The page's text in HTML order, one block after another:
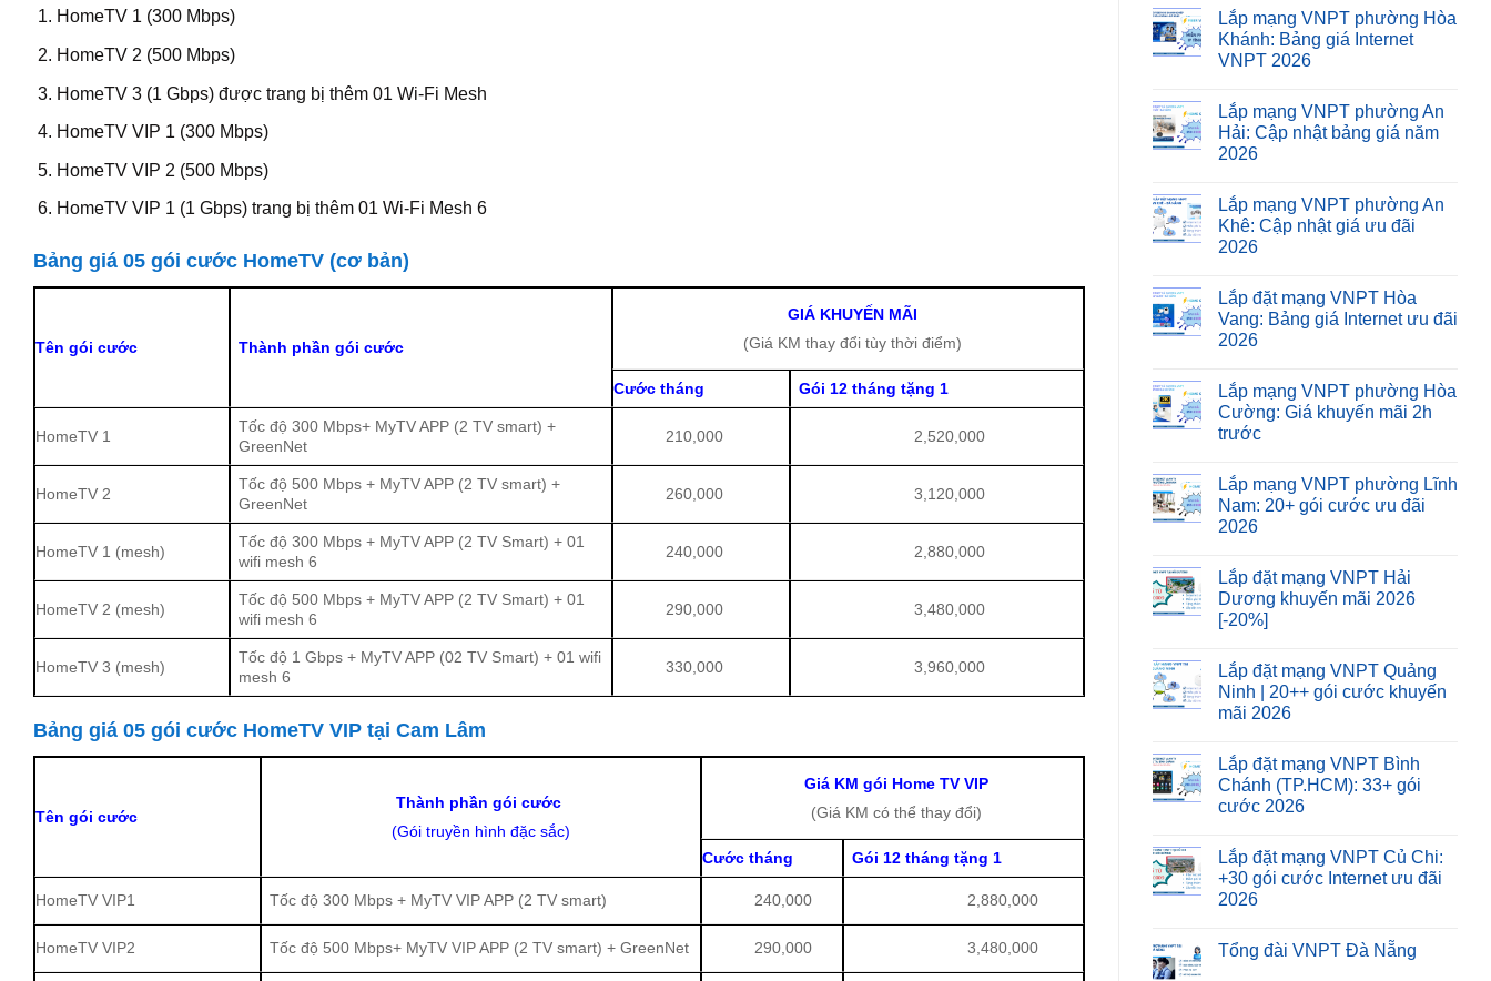
HomeTV 1 (300 Mbps)
HomeTV 2 (500 Mbps)
HomeTV 3 (1 Gbps) được trang bị thêm 01 Wi-Fi Mesh
HomeTV VIP 1 (300 Mbps)
HomeTV VIP 2 (500 Mbps)
HomeTV VIP 1 (1 Gbps) trang bị thêm 01 Wi-Fi Mesh 6
Bảng giá 05 gói cước HomeTV (cơ bản)
Tên gói cước Thành phần gói cước
GIÁ KHUYẾN MÃI
(Giá KM thay đổi tùy thời điểm)
Cước tháng Gói 12 tháng tặng 1
HomeTV 1
Tốc độ 300 Mbps+ MyTV APP (2 TV smart) +
GreenNet
210,000 2,520,000
HomeTV 2
Tốc độ 500 Mbps + MyTV APP (2 TV smart) +
GreenNet
260,000 3,120,000
HomeTV 1 (mesh)
Tốc độ 300 Mbps + MyTV APP (2 TV Smart) + 01
wifi mesh 6
240,000 2,880,000
HomeTV 2 (mesh)
Tốc độ 500 Mbps + MyTV APP (2 TV Smart) + 01
wifi mesh 6
290,000 3,480,000
HomeTV 3 (mesh)
Tốc độ 1 Gbps + MyTV APP (02 TV Smart) + 01 wifi
mesh 6
330,000 3,960,000
Bảng giá 05 gói cước HomeTV VIP tại Cam Lâm
Tên gói cước
Thành phần gói cước
(Gói truyền hình đặc sắc)
Giá KM gói Home TV VIP
(Giá KM có thể thay đổi)
Cước tháng Gói 12 tháng tặng 1
HomeTV VIP1 Tốc độ 300 Mbps + MyTV VIP APP (2 TV smart) 240,000 2,880,000
HomeTV VIP2 Tốc độ 500 Mbps+ MyTV VIP APP (2 TV smart) + GreenNet 290,000 3,480,000
Lắp mạng VNPT phường Hòa
Khánh: Bảng giá Internet
VNPT 2026
Lắp mạng VNPT phường An
Hải: Cập nhật bảng giá năm
2026
Lắp mạng VNPT phường An
Khê: Cập nhật giá ưu đãi
2026
Lắp đặt mạng VNPT Hòa
Vang: Bảng giá Internet ưu đãi
2026
Lắp mạng VNPT phường Hòa
Cường: Giá khuyến mãi 2h
trước
Lắp mạng VNPT phường Lĩnh
Nam: 20+ gói cước ưu đãi
2026
Lắp đặt mạng VNPT Hải
Dương khuyến mãi 2026
[-20%]
Lắp đặt mạng VNPT Quảng
Ninh | 20++ gói cước khuyến
mãi 2026
Lắp đặt mạng VNPT Bình
Chánh (TP.HCM): 33+ gói
cước 2026
Lắp đặt mạng VNPT Củ Chi:
+30 gói cước Internet ưu đãi
2026
Tổng đài VNPT Đà Nẵng